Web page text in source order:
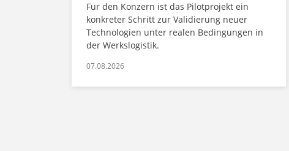
Für den Konzern ist das Pilotprojekt ein
konkreter Schritt zur Validierung neuer
Technologien unter realen Bedingungen in
der Werkslogistik.
07.08.2026